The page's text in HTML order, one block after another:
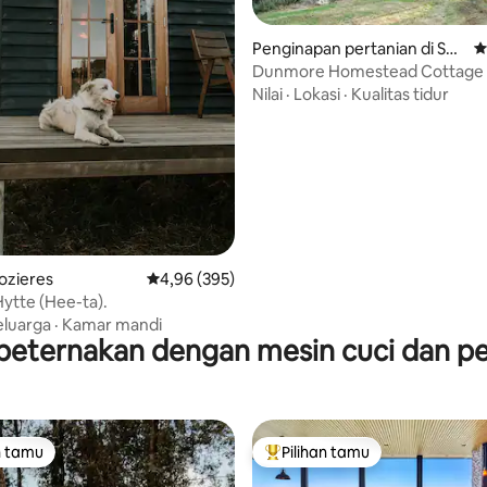
226 ulasan
Nilai rata-rata 4,96 dari 5, 395 ulasan
4,96 (395)
(Hee-ta).
· Kamar mandi
Penginapan pertanian di Sco
tt River East
Dunmore Homestead Cottage
Nilai · Lokasi · Kualitas tidur
dengan mesin cuci dan
terpopuler
tamu Pilihan tamu terpopuler
Pilihan tamu